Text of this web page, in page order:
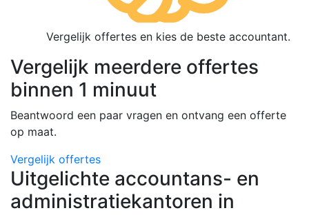
Vergelijk offertes en kies de beste accountant.
Vergelijk meerdere offertes
binnen 1 minuut
Beantwoord een paar vragen en ontvang een offerte
op maat.
Vergelijk offertes
Uitgelichte accountans- en
administratiekantoren in